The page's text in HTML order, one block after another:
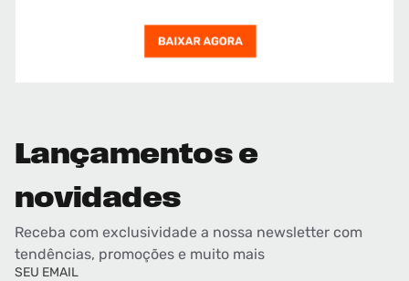
Lançamentos e
novidades
Receba com exclusividade a nossa newsletter com
tendências, promoções e muito mais
SEU EMAIL